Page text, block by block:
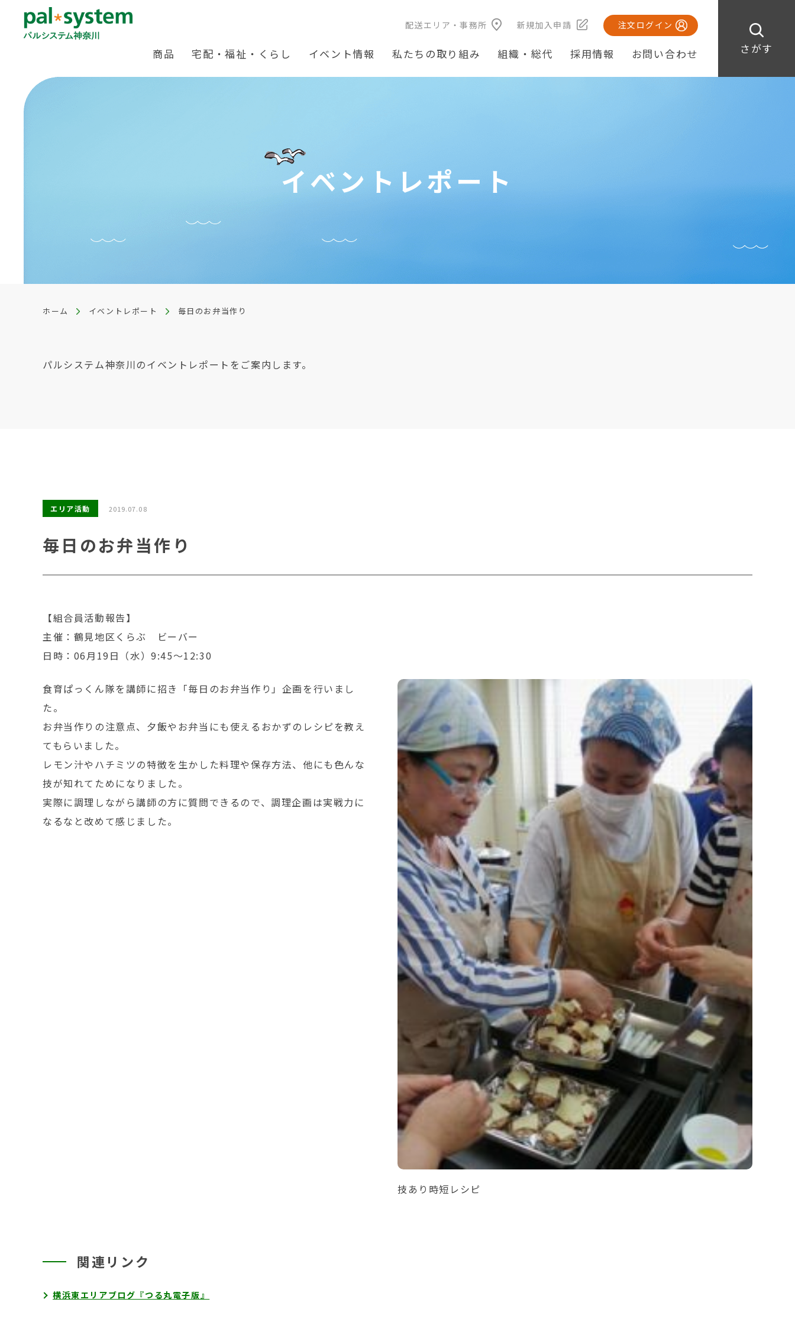
さがす
配送エリア・事務所 新規加入申請 注文ログイン
商品 宅配・福祉・くらし イベント情報 私たちの取り組み 組織・総代 採用情報 お問い合わせ
イベントレポート
ホーム イベントレポート 毎日のお弁当作り
パルシステム神奈川のイベントレポートをご案内します。
エリア活動 2019.07.08
毎日のお弁当作り
【組合員活動報告】
主催：鶴見地区くらぶ ビーバー
日時：06月19日（水）9:45～12:30
技あり時短レシピ
食育ぱっくん隊を講師に招き「毎日のお弁当作り」企画を行いまし
た。
お弁当作りの注意点、夕飯やお弁当にも使えるおかずのレシピを教え
てもらいました。
レモン汁やハチミツの特徴を生かした料理や保存方法、他にも色んな
技が知れてためになりました。
実際に調理しながら講師の方に質問できるので、調理企画は実戦力に
なるなと改めて感じました。
関連リンク
横浜東エリアブログ『つる丸電子版』